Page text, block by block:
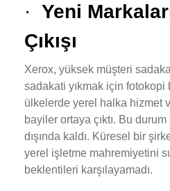
· Yeni
Çıkışı
Xerox, yüksek müşteri
sadakati yıkmak için fotokopi
ülkelerde yerel halka hizmet
bayiler ortaya çıktı. Bu
dışında kaldı. Küresel bir
yerel işletme mahremiyetini
beklentileri karşılayamadı.